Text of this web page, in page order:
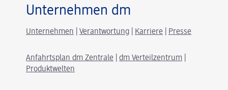
Unternehmen dm
Unternehmen Verantwortung Karriere Presse
Anfahrtsplan dm Zentrale dm Verteilzentrum
Produktwelten